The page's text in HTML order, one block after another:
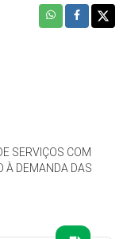
SERVIÇOS COM
À DEMANDA DAS